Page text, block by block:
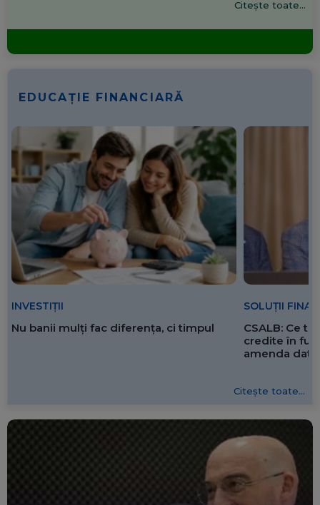
Citește toate...
EDUCAȚIE FINANCIARĂ
INVESTIȚII
Nu banii mulți fac diferența, ci timpul
SOLUȚII
CSALB: Ce
credite în
amenda
Citește toate...